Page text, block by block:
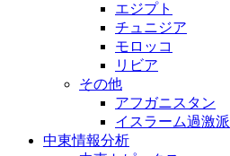
エジプト
チュニジア
モロッコ
リビア
その他
アフガニスタン
イスラーム過激派
中東情報分析